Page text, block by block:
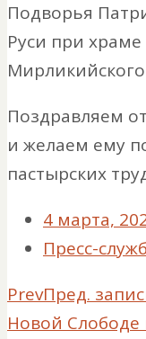
Подворья
Руси при храме
Поздравляем
и желаем ему
пастырских
4 марта,
Пресс-
PrevПред.
Новой